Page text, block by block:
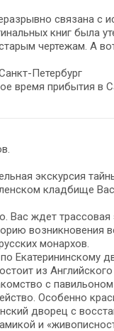
связана
книг была
чертежам. А
Петербург
время прибытия в
экскурсия
кладбище
Вас ждет трассовая
возникновения
монархов.
Екатерининскому
из
с
Особенно
дворец с
и